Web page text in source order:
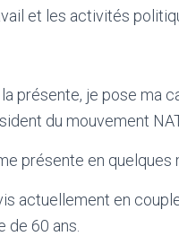
et les activités
la présente, je pose ma
du mouvement
présente en quelques
actuellement en
de 60 ans.